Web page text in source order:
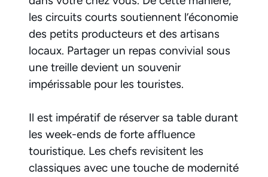
les circuits courts soutiennent l’économie
des petits producteurs et des artisans
locaux. Partager un repas convivial sous
une treille devient un souvenir
impérissable pour les touristes.
Il est impératif de réserver sa table durant
les week-ends de forte affluence
touristique. Les chefs revisitent les
classiques avec une touche de modernité